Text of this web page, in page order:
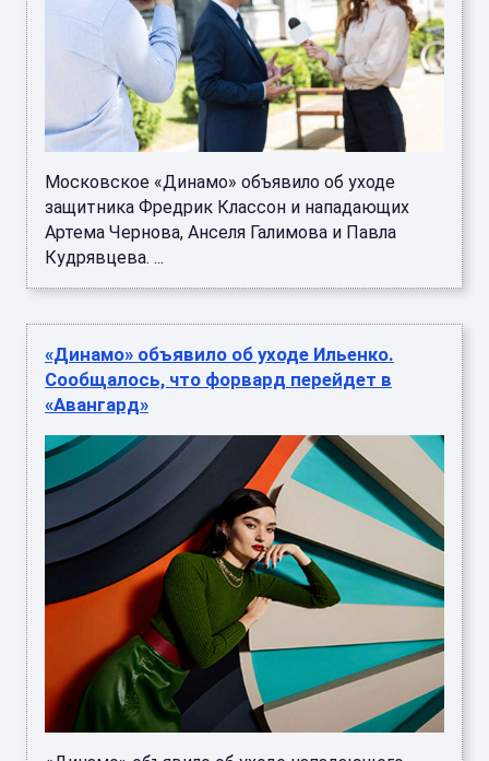
Московское «Динамо» объявило об уходе
защитника Фредрик Классон и нападающих
Артема Чернова, Анселя Галимова и Павла
Кудрявцева. ...
«Динамо» объявило об уходе Ильенко.
Сообщалось, что форвард перейдет в
«Авангард»